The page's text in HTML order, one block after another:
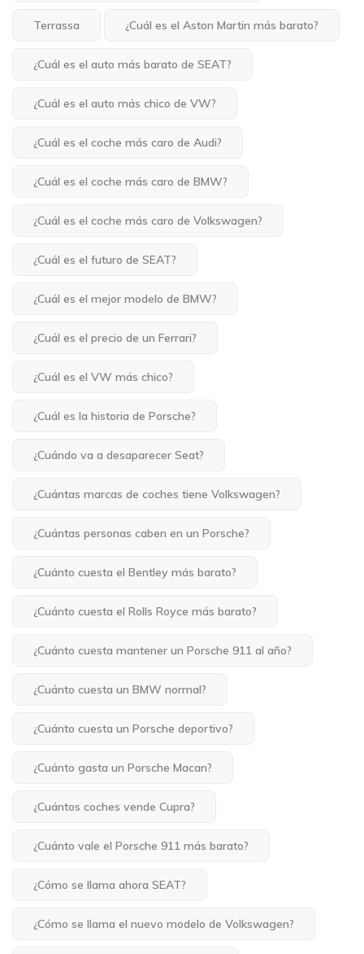
Terrassa ¿Cuál es el Aston Martin más barato?
¿Cuál es el auto más barato de SEAT?
¿Cuál es el auto más chico de VW?
¿Cuál es el coche más caro de Audi?
¿Cuál es el coche más caro de BMW?
¿Cuál es el coche más caro de Volkswagen?
¿Cuál es el futuro de SEAT?
¿Cuál es el mejor modelo de BMW?
¿Cuál es el precio de un Ferrari?
¿Cuál es el VW más chico?
¿Cuál es la historia de Porsche?
¿Cuándo va a desaparecer Seat?
¿Cuántas marcas de coches tiene Volkswagen?
¿Cuántas personas caben en un Porsche?
¿Cuánto cuesta el Bentley más barato?
¿Cuánto cuesta el Rolls Royce más barato?
¿Cuánto cuesta mantener un Porsche 911 al año?
¿Cuánto cuesta un BMW normal?
¿Cuánto cuesta un Porsche deportivo?
¿Cuánto gasta un Porsche Macan?
¿Cuántos coches vende Cupra?
¿Cuánto vale el Porsche 911 más barato?
¿Cómo se llama ahora SEAT?
¿Cómo se llama el nuevo modelo de Volkswagen?